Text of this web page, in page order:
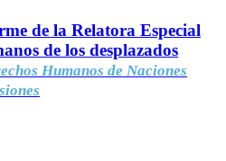
de la Relatora Especial
de los desplazados
Humanos de Naciones